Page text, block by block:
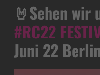
🤘Sehen wir
#RC22
Juni 22